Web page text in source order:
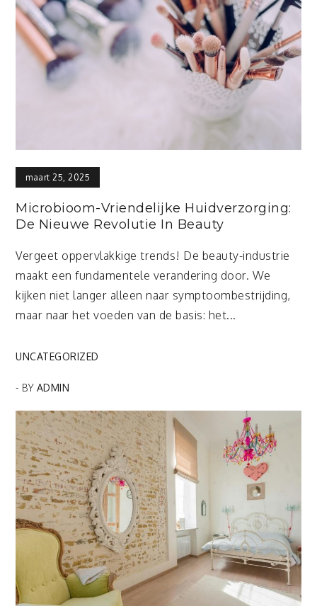
maart 25, 2025
Microbioom-Vriendelijke Huidverzorging:
De Nieuwe Revolutie In Beauty
Vergeet oppervlakkige trends! De beauty-industrie
maakt een fundamentele verandering door. We
kijken niet langer alleen naar symptoombestrijding,
maar naar het voeden van de basis: het...
UNCATEGORIZED
- BY ADMIN